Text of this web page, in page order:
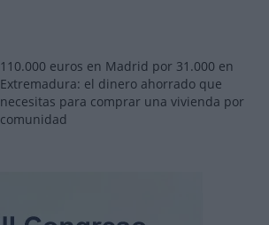
110.000 euros en Madrid por 31.000 en
Extremadura: el dinero ahorrado que
necesitas para comprar una vivienda por
comunidad